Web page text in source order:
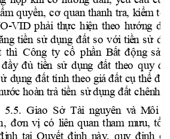
ẩm quyền, cơ quan thanh tra, kiểm to
-VID phải thực hiện theo hướng d
ng tiền sử dụng đất so với tiền sử d
thì Công ty cổ phần Bất động sản
đầy đủ tiền sử dụng đất theo quy đ
ử dụng đất tính theo giá đất cụ thể đã
ớc hoàn trả tiền sử dụng đất chênh l
5.5. Giao Sở Tài nguyên
  v
à Môi
đơn vị có liên quan tham mưu, tổ
ịnh tại Quyết định này, quy định c